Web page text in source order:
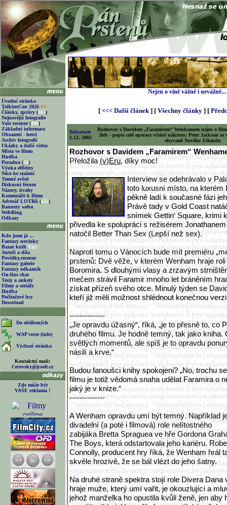
Úvodní stránka
TolkienCon 2026 >>
Články, zprávy (567)
Nejnovější fotografie
Vaše recenze (496)
Základní informace
Obsazení - herci
Archiv fotografií
Ukázky a další videa
Místa ve filmu
Hudba
Poradna (50)
Výuka elfštiny
Něco ke stažení
Temné zvěsti
Diskusní fórum
Názory, úvahy
Komentáře k filmu
Adresář LOTRů (622)
Bannery webu
WebRing
Odkazy
Kdo jsem já ...
Fantasy novinky
Bazar knih Tip!
Autoři a díla
Povídky,recenze
Fantasy galerie
Fantasy odkazník
On-line chat
Testy a ankety
Filmy a seriály
Hudba
Počítačové hry
Download
Do oblíbených
WAP verze (info)
Výchozí stránka
Kontaktní mail:
Cerovsky@jcsoft.cz
Zde může být
VAŠE reklama !
Nejen o víně vážně i nevážně...
[ <<< Další článek] [ Všechny články ] [
Belcarnen
1.12. 2002
Rozhovor s Davidem „Faramirem“ Wenhamem nejen o
žleb - popis celé operace včetně nákresu; Peter Jackson
obyvatel Nového Zélandu
Rozhovor s Davidem „Faramirem“
Přeložila(v)Eru, díky moc!
Interview se odehrávalo v
toto luxusní místo, na kterém
pěkně ladí k současné fázi
Právě tady v Gold Coast
snímek Gettin‘ Square, krimi
přivedla ke spolupráci s režisérem
natočil Better Than Sex (Lepší než sex).
Naproti tomu o Vánocích bude mít premiéru
prstenů: Dvě věže, v kterém Wenham hraje
Boromira. S dlouhými vlasy a zrzavým
mečem strávil Faramir mnoho let bráněním
získat přízeň svého otce. Minulý týden se
kteří již měli možnost shlédnout konečnou
--------------
„Je opravdu úžasný“, říká, „je to přesně to, co
druhého filmu. Je hodně temný, tak jako kniha.
světlých momentů, ale spíš je to opravdu
násilí a krve.“
Budou fanoušci knihy spokojeni? „No, trochu
filmu je totiž vědomá snaha udělat Faramira o
jaký je v knize.“
--------------
A Wenham opravdu umí být temný. Například
divadelní (a poté i filmová) role nelítostného
zabijáka Bretta Spraguea ve hře Gordona
The Boys, která odstartovala jeho kariéru.
Connolly, producent hry říká, že Wenham hrál
skvěle hrozivě, že se bál vlézt do jeho šatny.
Na druhé straně spektra stojí role Divera Dana
hraje muže, který umí vařit, je okouzlující a
jehož manželka ho opustila kvůli ženě, jen aby